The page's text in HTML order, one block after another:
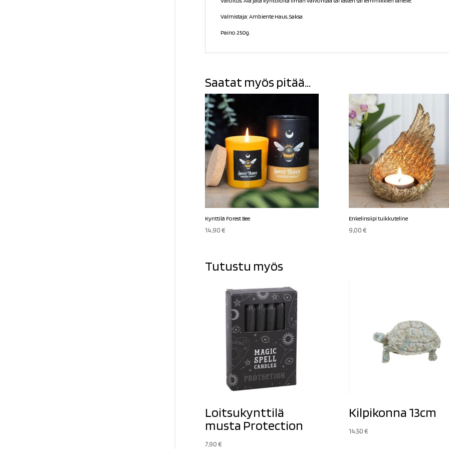
Valmistaja: Ambiente Haus, Saksa
Paino 250g.
Saatat myös pitää...
Kynttilä Forest Bee
14,90€
Enkelinsiipi tuikkuteline
9,00€
Tutustu myös
Loitsukynttilä
musta Protection
7,90€
Kilpikonna 13cm
14,50€